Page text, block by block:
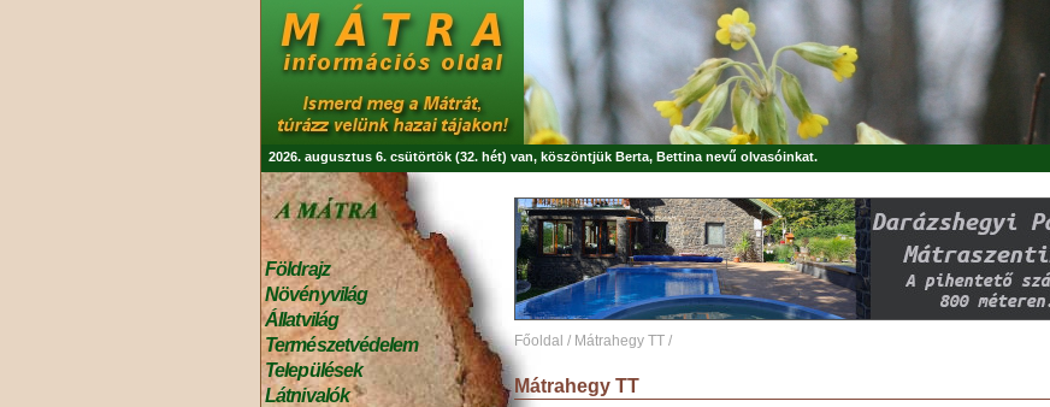
2026. augusztus 6. csütörtök (32. hét) van, köszöntjük Berta, Bettina nevű olvasóinkat.
Földrajz
Növényvilág
Állatvilág
Természetvédelem
Települések
Látnivalók
Főoldal / Mátrahegy TT /
Mátrahegy TT